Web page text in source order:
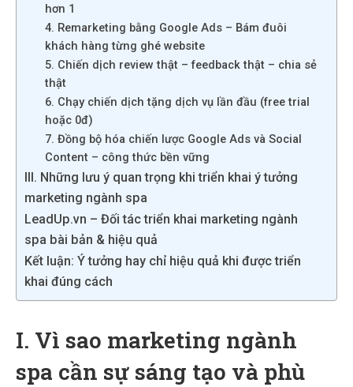
hơn 1
4. Remarketing bằng Google Ads – Bám đuôi
khách hàng từng ghé website
5. Chiến dịch review thật – feedback thật – chia sẻ
thật
6. Chạy chiến dịch tặng dịch vụ lần đầu (free trial
hoặc 0đ)
7. Đồng bộ hóa chiến lược Google Ads và Social
Content – công thức bền vững
III. Những lưu ý quan trọng khi triển khai ý tưởng
marketing ngành spa
LeadUp.vn – Đối tác triển khai marketing ngành
spa bài bản & hiệu quả
Kết luận: Ý tưởng hay chỉ hiệu quả khi được triển
khai đúng cách
I. Vì sao marketing ngành
spa cần sự sáng tạo và phù